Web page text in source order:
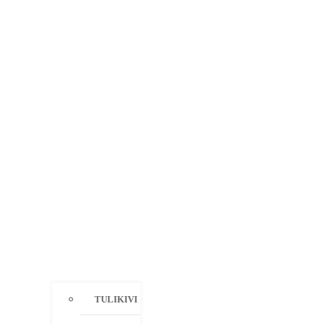
TULIKIVI